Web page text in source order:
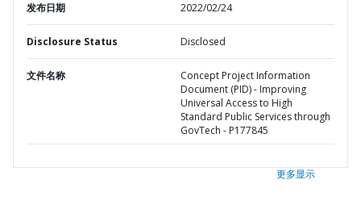
发布日期 2022/02/24
Disclosure Status Disclosed
文件名称
Concept Project Information
Document (PID) - Improving
Universal Access to High
Standard Public Services through
GovTech - P177845
更多显示